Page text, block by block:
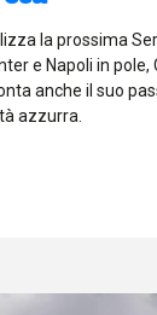
la prossima
e Napoli in
anche il suo
azzurra.